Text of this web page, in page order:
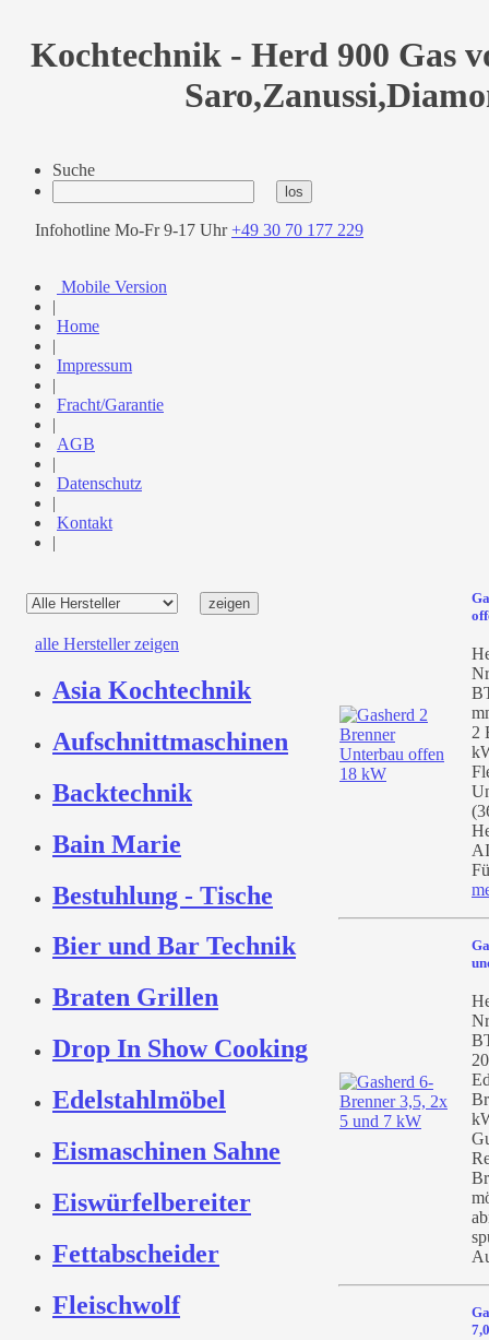
Kochtechnik - Herd 900 Gas
Suche
Infohotline Mo-Fr 9-17 Uhr+49 30 70 177 229
Mobile Version
|
Home
|
Impressum
|
Fracht/Garantie
|
AGB
|
Datenschutz
|
Kontakt
|
alle Hersteller zeigen
Asia Kochtechnik
Aufschnittmaschinen
Backtechnik
Bain Marie
Bestuhlung - Tische
Bier und Bar Technik
Braten Grillen
Drop In Show Cooking
Edelstahlmöbel
Eismaschinen Sahne
Eiswürfelbereiter
Fettabscheider
Fleischwolf
2